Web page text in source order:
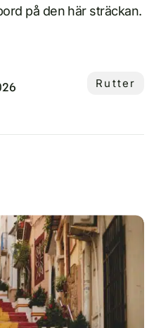
på den här sträckan.
Rutter